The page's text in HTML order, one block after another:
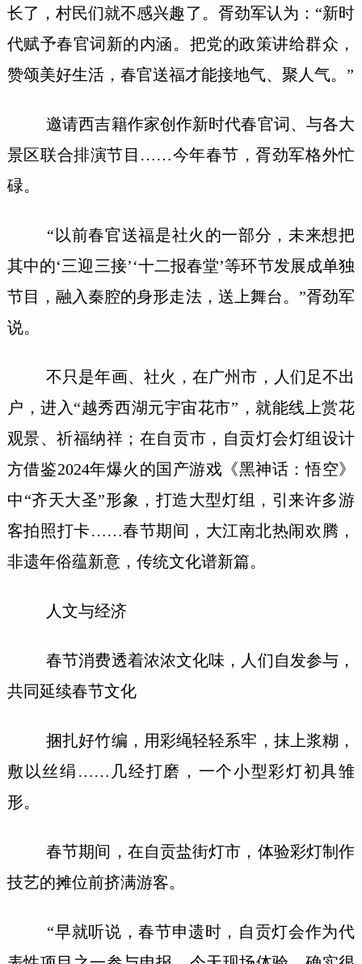
长了，村民们就不感兴趣了。胥劲军认为：“新时
代赋予春官词新的内涵。把党的政策讲给群众，
赞颂美好生活，春官送福才能接地气、聚人气。”
邀请西吉籍作家创作新时代春官词、与各大
景区联合排演节目……今年春节，胥劲军格外忙
碌。
“以前春官送福是社火的一部分，未来想把
其中的‘三迎三接’‘十二报春堂’等环节发展成单独
节目，融入秦腔的身形走法，送上舞台。”胥劲军
说。
不只是年画、社火，在广州市，人们足不出
户，进入“越秀西湖元宇宙花市”，就能线上赏花
观景、祈福纳祥；在自贡市，自贡灯会灯组设计
方借鉴2024年爆火的国产游戏《黑神话：悟空》
中“齐天大圣”形象，打造大型灯组，引来许多游
客拍照打卡……春节期间，大江南北热闹欢腾，
非遗年俗蕴新意，传统文化谱新篇。
人文与经济
春节消费透着浓浓文化味，人们自发参与，
共同延续春节文化
捆扎好竹编，用彩绳轻轻系牢，抹上浆糊，
敷以丝绢……几经打磨，一个小型彩灯初具雏
形。
春节期间，在自贡盐街灯市，体验彩灯制作
技艺的摊位前挤满游客。
“早就听说，春节申遗时，自贡灯会作为代